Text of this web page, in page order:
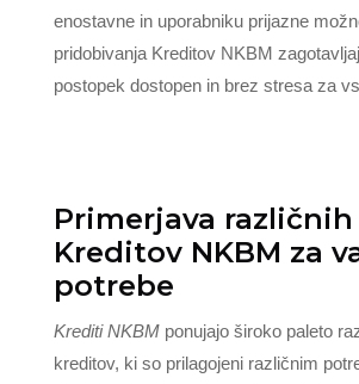
enostavne in uporabniku prijazne
pridobivanja Kreditov NKBM
postopek dostopen in brez stresa za
Primerjava
Kreditov NKBM za
potrebe
Krediti NKBMponujajo široko paleto
kreditov, ki so prilagojeni različnim